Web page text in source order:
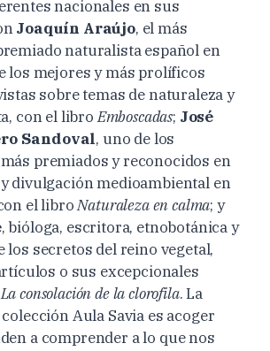
nacionales en sus
Joaquín Araújo, el más
naturalista español en
los mejores y más prolíficos
sobre temas de naturaleza y
, con el libroEmboscadas; José
Sandoval, uno de los
premiados y reconocidos en
divulgación medioambiental en
el libroNaturaleza en calma; y
, bióloga, escritora, etnobotánica y
los secretos del reino vegetal,
o sus excepcionales
La consolación de la clorofila.La
colecciónAula Savia es acoger
a comprender a lo que nos